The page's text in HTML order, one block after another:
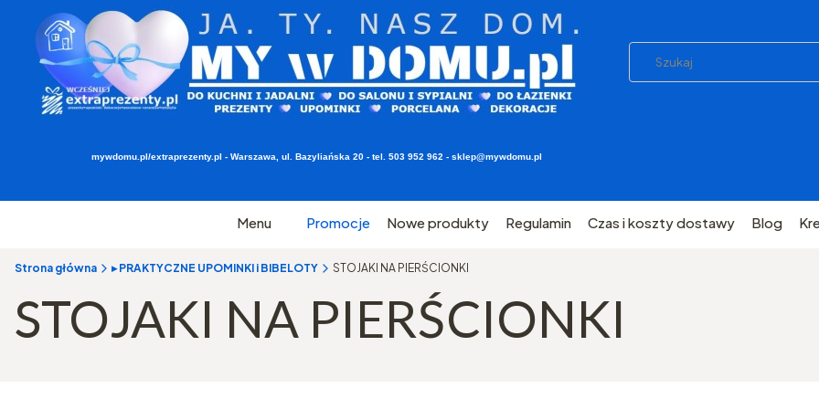
mywdomu.pl/extraprezenty.pl - Warszawa, ul. Bazyliańska 20 - tel. 503 952 962 - sklep@mywdomu.pl
Menu Promocje Nowe produkty Regulamin Czas i koszty dostawy Blog
Strona główna ▸ PRAKTYCZNE UPOMINKI i BIBELOTY STOJAKI NA PIERŚCIONKI
STOJAKI NA PIERŚCIONKI